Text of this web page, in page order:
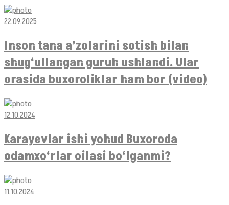
22.09.2025
Inson tana a’zolarini sotish bilan
shug‘ullangan guruh ushlandi. Ular
orasida buxoroliklar ham bor (video)
12.10.2024
Karayevlar ishi yohud Buxoroda
odamxo‘rlar oilasi bo‘lganmi?
11.10.2024